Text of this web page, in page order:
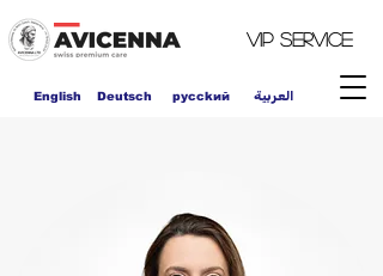
العربية English Deutsch pycckий
VIP Service